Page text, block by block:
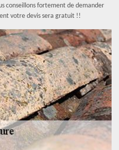
conseillons fortement de demander
votre devis sera gratuit !!